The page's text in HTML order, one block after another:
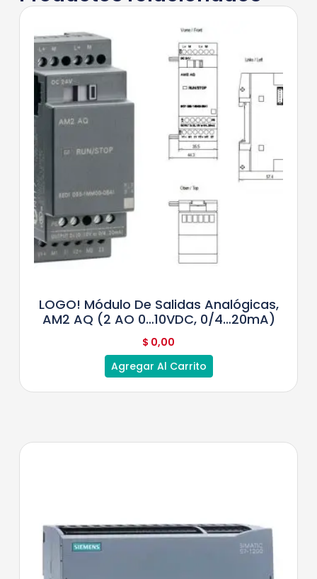
LOGO! Módulo De Salidas Analógicas,
AM2 AQ (2 AO 0…10VDC, 0/4…20mA)
$ 0,00
Agregar Al Carrito